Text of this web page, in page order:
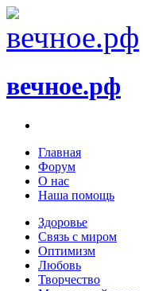
вечное.рф
Главная
Форум
О нас
Наша помощь
Здоровье
Связь с миром
Оптимизм
Любовь
Творчество